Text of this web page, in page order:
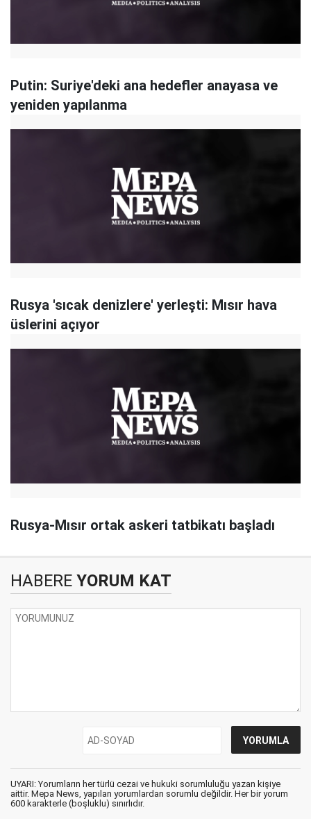
Putin: Suriye'deki ana hedefler anayasa ve
yeniden yapılanma
Rusya 'sıcak denizlere' yerleşti: Mısır hava
üslerini açıyor
Rusya-Mısır ortak askeri tatbikatı başladı
HABERE YORUM KAT
UYARI: Yorumların her türlü cezai ve hukuki sorumluluğu yazan kişiye
aittir. Mepa News, yapılan yorumlardan sorumlu değildir. Her bir yorum
600 karakterle (boşluklu) sınırlıdır.